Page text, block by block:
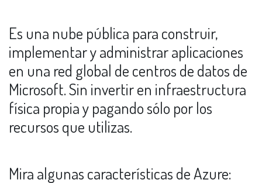
Es una nube pública para construir,
implementar y administrar aplicaciones
en una red global de centros de datos de
Microsoft. Sin invertir en infraestructura
física propia y pagando sólo por los
recursos que utilizas.
Mira algunas características de Azure: